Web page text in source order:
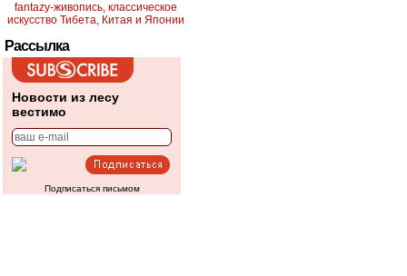
Рассылка
Новости из лесу
вестимо
Подписаться письмом